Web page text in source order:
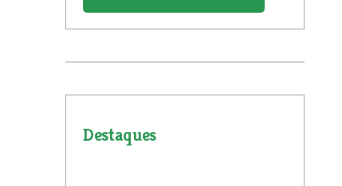
Destaques